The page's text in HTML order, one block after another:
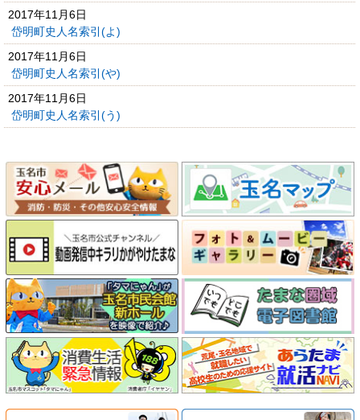
2017年11月6日
岱明町史人名索引(よ)
2017年11月6日
岱明町史人名索引(や)
2017年11月6日
岱明町史人名索引(う)